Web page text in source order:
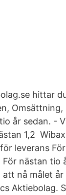
hittar
Omsättning,
år sedan. -
1,2
leverans
nästan tio
nå målet
Aktiebolag.